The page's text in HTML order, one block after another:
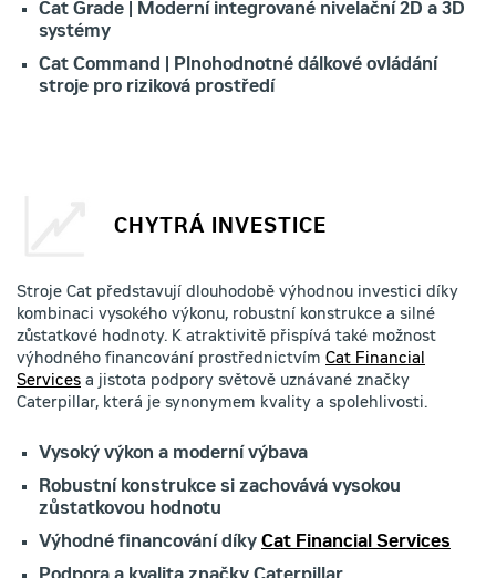
Cat Grade | Moderní integrované nivelační 2D a 3D
systémy
Cat Command | Plnohodnotné dálkové ovládání
stroje pro riziková prostředí
CHYTRÁ INVESTICE
Stroje Cat představují dlouhodobě výhodnou investici díky
kombinaci vysokého výkonu, robustní konstrukce a silné
zůstatkové hodnoty. K atraktivitě přispívá také možnost
výhodného financování prostřednictvím Cat Financial
Services a jistota podpory světově uznávané značky
Caterpillar, která je synonymem kvality a spolehlivosti.
Vysoký výkon a moderní výbava
Robustní konstrukce si zachovává vysokou
zůstatkovou hodnotu
Výhodné financování díky Cat Financial Services